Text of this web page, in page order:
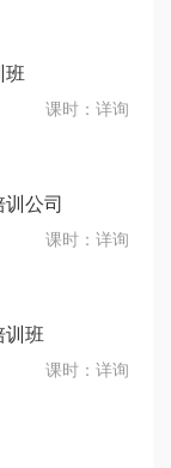
班
课时： 详询
公司
课时： 详询
训班
课时： 详询